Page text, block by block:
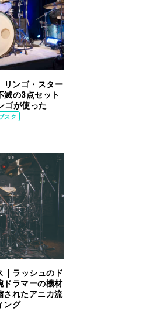
リンゴ・スター
滅の3点セット
ゴが使った
スク
｜ラッシュのド
ドラマーの機材
されたアニカ流
ング